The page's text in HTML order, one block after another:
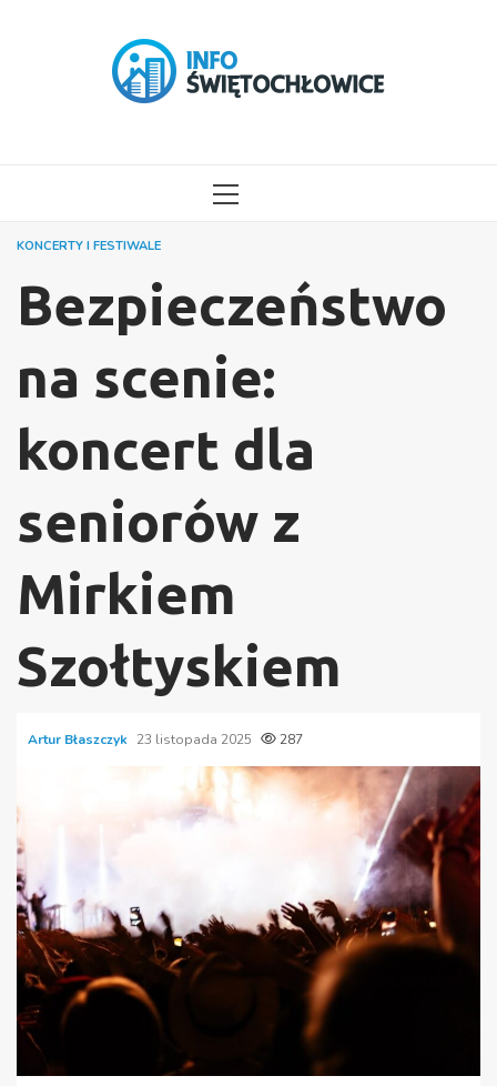
MENU
KONCERTY I FESTIWALE
Bezpieczeństwo
na scenie:
koncert dla
seniorów z
Mirkiem
Szołtyskiem
Artur Błaszczyk 23 listopada 2025 287